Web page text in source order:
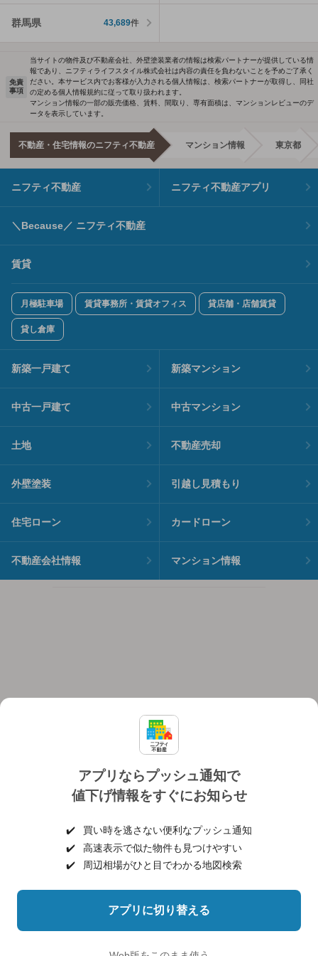
群馬県 43,689件
アプリならプッシュ通知で
値下げ情報をすぐにお知らせ
✔️
買い時を逃さない便利なプッシュ通知
✔️
高速表示で似た物件も見つけやすい
✔️
周辺相場がひと目でわかる地図検索
アプリに切り替える
免責
事項
当サイトの物件及び不動産会社、外壁塗装業者の情報は検索パートナーが提供している情
報であり、ニフティライフスタイル株式会社は内容の責任を負わないことを予めご了承く
ださい。本サービス内でお客様が入力される個人情報は、検索パートナーが取得し、同社
の定める個人情報規約に従って取り扱われます。
マンション情報の一部の販売価格、賃料、間取り、専有面積は、マンションレビューのデ
ータを表示しています。
不動産・住宅情報のニフティ不動産 マンション情報 東京都
ニフティ不動産 ニフティ不動産アプリ
＼Because／ ニフティ不動産
賃貸
月極駐車場 賃貸事務所・賃貸オフィス 貸店舗・店舗賃貸
貸し倉庫
新築一戸建て 新築マンション
中古一戸建て 中古マンション
土地 不動産売却
外壁塗装 引越し見積もり
住宅ローン カードローン
不動産会社情報 マンション情報
個人情報保護ポリシー 利用規約
ヘルプ・お問い合わせ 採用情報
©NIFTY Lifestyle Co., Ltd.